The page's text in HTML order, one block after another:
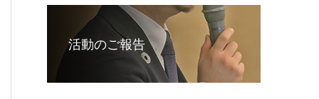
活動のご報告